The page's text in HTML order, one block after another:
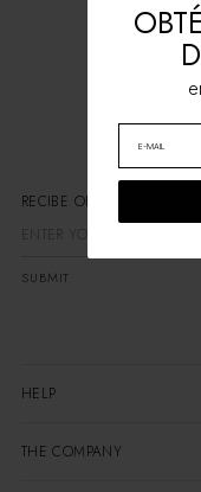
RECIBE OFERTAS EXCLUS
SUBMIT
HELP
THE COMPANY